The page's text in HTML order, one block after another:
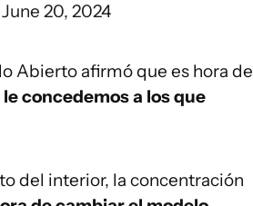
June 20, 2024
Abierto afirmó que es hora de
concedemos a los que
del interior, la concentración